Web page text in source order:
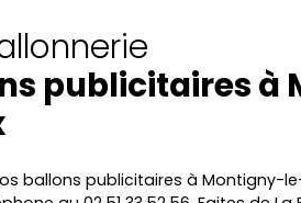
publicitaires à
ballons publicitaires à Montigny-